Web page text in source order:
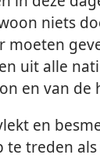
niets
moeten
uit alle
en van de
en
te treden